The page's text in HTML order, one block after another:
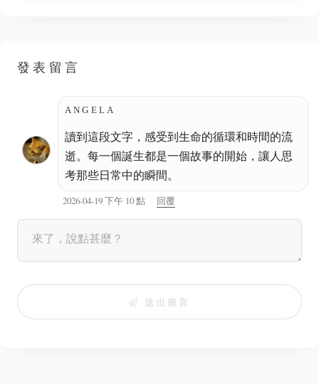
發表留言
ANGELA
讀到這段文字，感受到生命的循環和時間的流
逝。每一個誕生都是一個故事的開始，讓人思
考那些日常中的瞬間。
2026-04-19 下午 10 點 回覆
送出留言